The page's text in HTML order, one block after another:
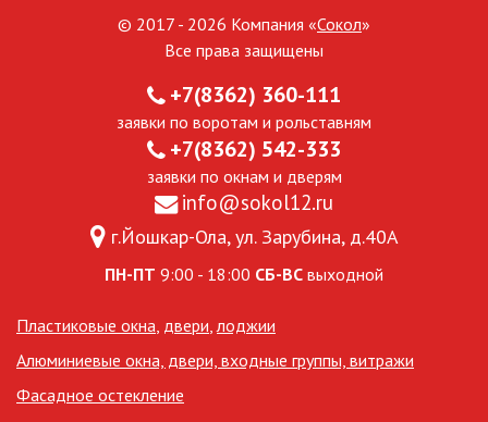
© 2017 - 2026 Компания «Сокол»
Все права защищены
+7(8362) 360-111
заявки по воротам и рольставням
+7(8362) 542-333
заявки по окнам и дверям
info@sokol12.ru
г.Йошкар-Ола, ул. Зарубина, д.40А
ПН-ПТ 9:00 - 18:00 СБ-ВС выходной
Пластиковые окна двери лоджии
Алюминиевые окна, двери, входные группы, витражи
Фасадное остекление